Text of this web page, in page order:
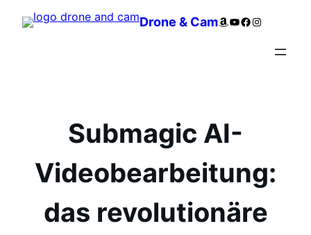
Drone & CamAmazon
YouTube
Facebook
Instagram
Submagic AI-
Videobearbeitung:
das revolutionäre